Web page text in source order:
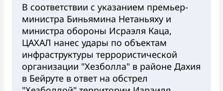
В соответствии с указанием премьер-
министра Биньямина Нетаньяху и
министра обороны Исраэля Каца,
ЦАХАЛ нанес удары по объектам
инфраструктуры террористической
организации "Хезболла" в районе Дахия
в Бейруте в ответ на обстрел